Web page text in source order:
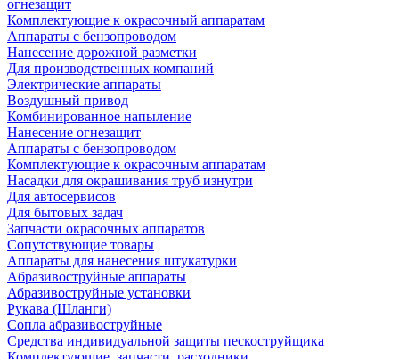
огнезащит
Комплектующие к окрасочный аппаратам
Аппараты с бензопроводом
Нанесение дорожной разметки
Для производственных компаний
Электрические аппараты
Воздушный привод
Комбинированное напыление
Нанесение огнезащит
Аппараты с бензопроводом
Комплектующие к окрасочным аппаратам
Насадки для окрашивания труб изнутри
Для автосервисов
Для бытовых задач
Запчасти окрасочных аппаратов
Сопутствующие товары
Аппараты для нанесения штукатурки
Aбразивоструйные аппараты
Абразивоструйные установки
Рукава (Шланги)
Сопла абразивоструйные
Средства индивидуальной защиты пескоструйщика